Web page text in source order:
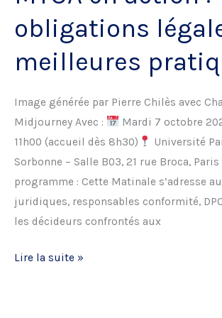
obligations
meilleures
Image générée par Pierre Chilès avec
Midjourney Avec :
Mardi 7 octobre
11h00 (accueil dès 8h30)
Université
Sorbonne – Salle B03, 21 rue Broca, Paris
programme : Cette Matinale s’adresse
juridiques, responsables conformité,
les décideurs confrontés aux
MTOA
Lire la suite »